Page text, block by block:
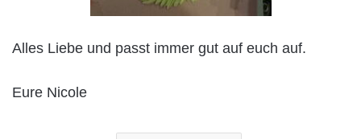
Alles Liebe und passt immer gut auf euch auf.
Eure Nicole